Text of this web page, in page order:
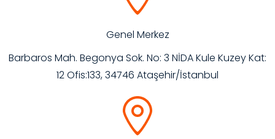
Genel Merkez
Barbaros Mah. Begonya Sok. No: 3 NİDA Kule Kuzey Kat:
12 Ofis:133, 34746 Ataşehir/İstanbul